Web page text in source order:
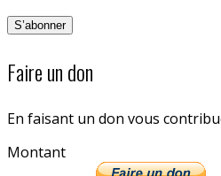
Faire un don
En faisant un don vous
Montant